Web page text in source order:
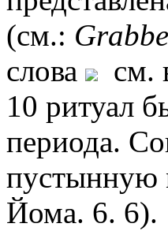
(см.:
слова
см.
10 ритуал
периода.
пустынную
Йома. 6. 6).